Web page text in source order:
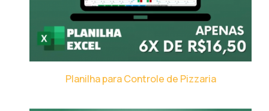
Planilha para Controle de Pizzaria